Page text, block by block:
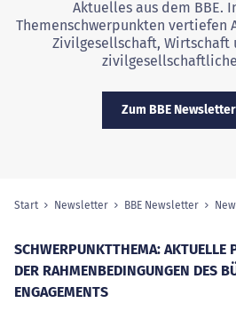
Aktuelles aus dem BBE.
Themenschwerpunkten vertiefen
Zivilgesellschaft, Wirtschaft
Zum BBE
Sie sind hier:
Start Newsletter BBE Newsletter
SCHWERPUNKTTHEMA: AKTUELLE
DER RAHMENBEDINGUNGEN DES
ENGAGEMENTS